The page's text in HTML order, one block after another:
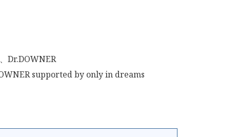
Dr.DOWNER
supported by only in dreams